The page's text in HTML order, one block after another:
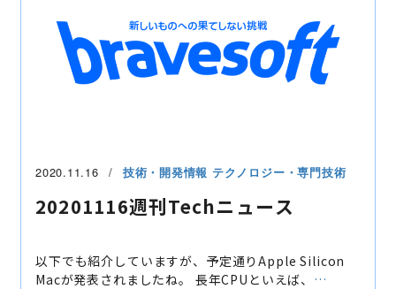
2020.11.16 技術・開発情報 テクノロジー・専門技術
20201116週刊Techニュース
以下でも紹介していますが、予定通りApple Silicon
Macが発表されましたね。 長年CPUといえば、